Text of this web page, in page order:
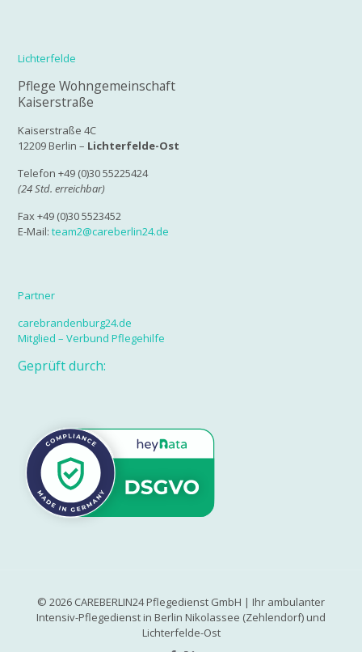
Lichterfelde
Pflege Wohngemeinschaft
Kaiserstraße
Kaiserstraße 4C
12209 Berlin – Lichterfelde-Ost
Telefon +49 (0)30 55225424
(24 Std. erreichbar)
Fax +49 (0)30 5523452
E-Mail: team2@careberlin24.de
Partner
carebrandenburg24.de
Mitglied – Verbund Pflegehilfe
Geprüft durch:
© 2026 CAREBERLIN24 Pflegedienst GmbH | Ihr ambulanter
Intensiv-Pflegedienst in Berlin Nikolassee (Zehlendorf) und
Lichterfelde-Ost